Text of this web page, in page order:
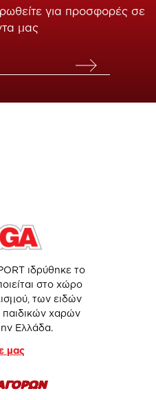
για προσφορές σε
μας
ιδρύθηκε το
στο χώρο
των ειδών
παιδικών χαρών
Ελλάδα.
μας